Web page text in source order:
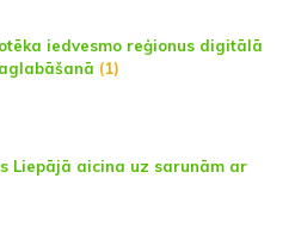
iedvesmo reģionus digitālā
(1)
Liepājā aicina uz sarunām ar